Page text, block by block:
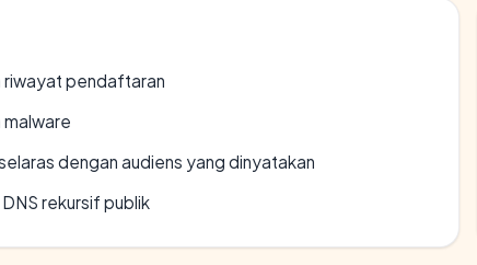
riwayat pendaftaran
dengan audiens yang dinyatakan
rekursif publik